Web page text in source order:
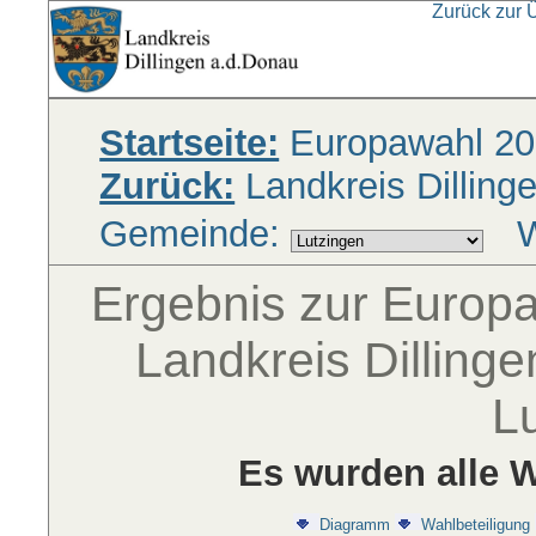
Zurück zur
Startseite: Europawahl
Zurück: Landkreis
Gemeinde:
Ergebnis zur
Landkreis
Es wurden alle
Diagramm Wahlbeteiligung